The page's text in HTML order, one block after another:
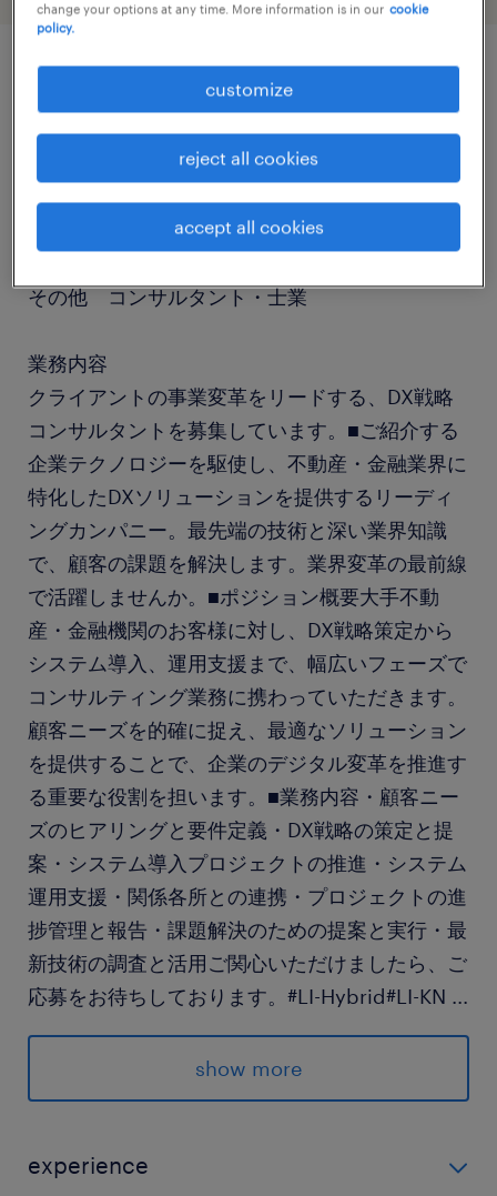
社名非公開
その他 コンサルタント・士業
業務内容
クライアントの事業変革をリードする、DX戦略
コンサルタントを募集しています。■ご紹介する
企業テクノロジーを駆使し、不動産・金融業界に
特化したDXソリューションを提供するリーディ
ングカンパニー。最先端の技術と深い業界知識
で、顧客の課題を解決します。業界変革の最前線
で活躍しませんか。■ポジション概要大手不動
産・金融機関のお客様に対し、DX戦略策定から
システム導入、運用支援まで、幅広いフェーズで
コンサルティング業務に携わっていただきます。
顧客ニーズを的確に捉え、最適なソリューション
を提供することで、企業のデジタル変革を推進す
る重要な役割を担います。■業務内容・顧客ニー
ズのヒアリングと要件定義・DX戦略の策定と提
案・システム導入プロジェクトの推進・システム
運用支援・関係各所との連携・プロジェクトの進
捗管理と報告・課題解決のための提案と実行・最
新技術の調査と活用ご関心いただけましたら、ご
応募をお待ちしております。#LI-Hybrid#LI-KN ...
■必須スキル
タンク・業務系コンサルいずれか）のご経験
show more
experience
change your options at any time. More information is in our cookie
policy.
customize
reject all cookies
accept all cookies